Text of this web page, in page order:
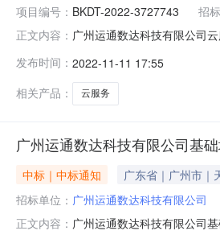
项目编号： BKDT-2022-3727743 招
正文内容： 广州运通数达科技有限公司
智创大厦一层特此公
运通数达科技有限公司2.项目
发布时间： 2022-11-11 17:55
相关产品：
云服务
广州运通数达科技有限公司基
中标｜中标通知 广东省｜广州市｜
招标单位： 广州运通数达科技有限公司
正文内容： 广州运通数达科技有限公司